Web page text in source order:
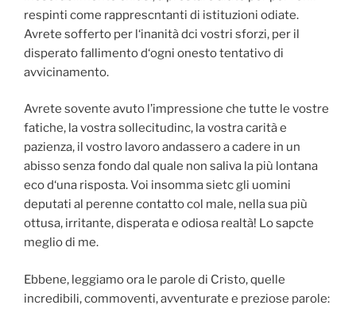
respinti come rapprescntanti di istituzioni odiate.
Avrete sofferto per l‘inanità dci vostri sforzi, per il
disperato fallimento d‘ogni onesto tentativo di
avvicinamento.
Avrete sovente avuto l’impressione che tutte le vostre
fatiche, la vostra sollecitudinc, la vostra carità e
pazienza, il vostro lavoro andassero a cadere in un
abisso senza fondo dal quale non saliva la più lontana
eco d‘una risposta. Voi insomma sietc gli uomini
deputati al perenne contatto col male, nella sua più
ottusa, irritante, disperata e odiosa realtà! Lo sapcte
meglio di me.
Ebbene, leggiamo ora le parole di Cristo, quelle
incredibili, commoventi, avventurate e preziose parole: